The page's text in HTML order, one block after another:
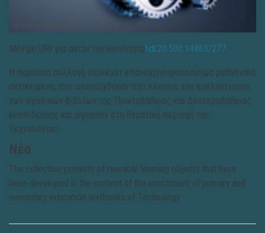
Μόνιμο URI για αυτήν την κοινότηταhdl:20.500.14863/277
Η παρούσα συλλογή περιέχει επαναχρησιμοποιήσιμα μαθησιακά
αντικείμενα, που αναπτύχθηκαν στο πλαίσιο του εμπλουτισμού
των σχολικών βιβλίων της Πρωτοβάθμιας και Δευτεροβάθμιας
εκπαίδευσης και αφορούν στη θεματική περιοχή της
Τεχνολογίας
Νέα
The collection consists of reusable learning objects that have
been developed in the context of the enrichment of primary and
secondary education textbooks of Technology